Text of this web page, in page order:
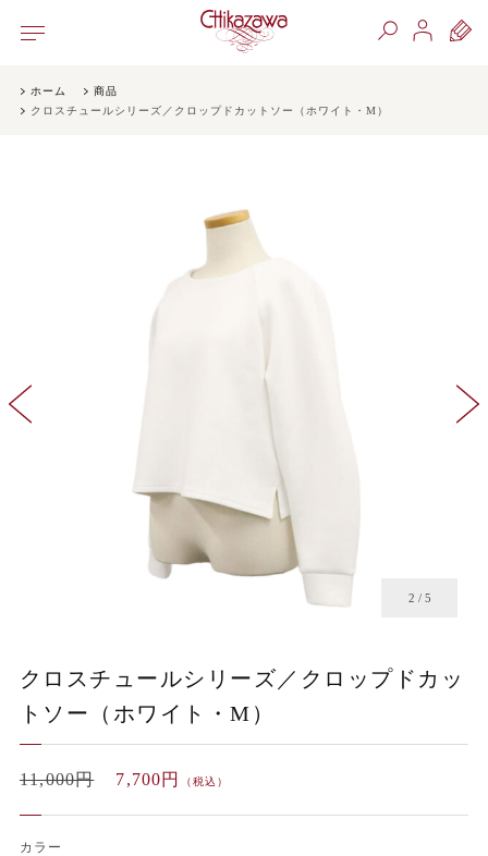
ホーム
商品
クロスチュールシリーズ／クロップドカットソー（ホワイト・M）
2 / 5
クロスチュールシリーズ／クロップドカッ
トソー（ホワイト・M）
11,000円 7,700円 （税込）
カラー